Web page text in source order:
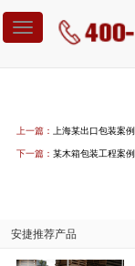
Toggle
navigation
您当前位置：
上一篇： 上海某出口包装案例
下一篇： 某木箱包装工程案例
安捷推荐产品